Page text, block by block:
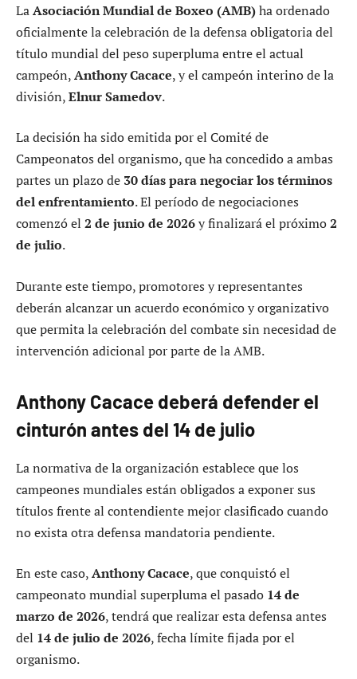
LaAsociación Mundial de Boxeo (AMB)ha ordenado
oficialmente la celebración de la defensa obligatoria del
título mundial del peso superpluma entre el actual
campeón,Anthony Cacace, y el campeón interino de la
división,Elnur Samedov.
La decisión ha sido emitida por el Comité de
Campeonatos del organismo, que ha concedido a ambas
partes un plazo de 30 días para negociar los términos
del enfrentamiento. El período de negociaciones
comenzó el 2 de junio de 2026y finalizará el próximo2
de julio.
Durante este tiempo, promotores y representantes
deberán alcanzar un acuerdo económico y organizativo
que permita la celebración del combate sin necesidad de
intervención adicional por parte de la AMB.
Anthony Cacace deberá defender el
cinturón antes del 14 de julio
La normativa de la organización establece que los
campeones mundiales están obligados a exponer sus
títulos frente al contendiente mejor clasificado cuando
no exista otra defensa mandatoria pendiente.
En este caso,Anthony Cacace, que conquistó el
campeonato mundial superpluma el pasado 14 de
marzo de 2026, tendrá que realizar esta defensa antes
del 14 de julio de 2026, fecha límite fijada por el
organismo.